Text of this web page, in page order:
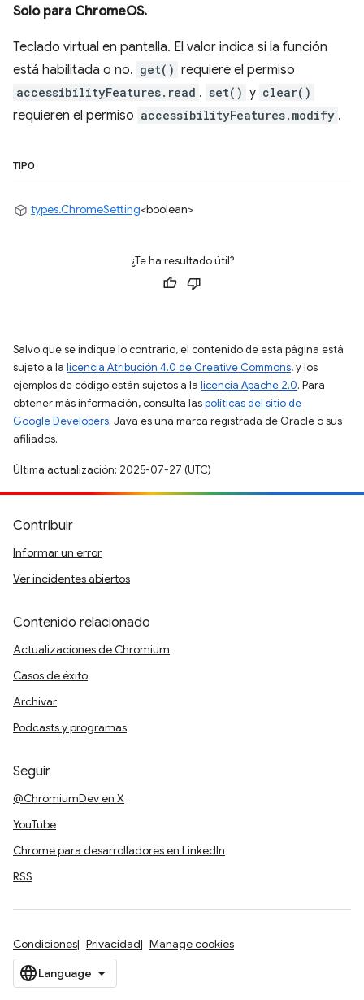
Solo para ChromeOS.
Teclado virtual en pantalla. El valor indica si la función
está habilitada o no. get() requiere el permiso
accessibilityFeatures.read . set() y clear()
requieren el permiso accessibilityFeatures.modify .
TIPO
types.ChromeSetting<boolean>
¿Te ha resultado útil?
Salvo que se indique lo contrario, el contenido de esta página está
sujeto a la licencia Atribución 4.0 de Creative Commons, y los
ejemplos de código están sujetos a la licencia Apache 2.0. Para
obtener más información, consulta laspolíticas del sitio de
Google Developers. Java es una marca registrada de Oracle o sus
afiliados.
Última actualización: 2025-07-27 (UTC)
Contribuir
Informar un error
Ver incidentes abiertos
Contenido relacionado
Actualizaciones de Chromium
Casos de éxito
Archivar
Podcasts y programas
Seguir
@ChromiumDev en X
YouTube
Chrome para desarrolladores en LinkedIn
RSS
Condiciones Privacidad Manage cookies